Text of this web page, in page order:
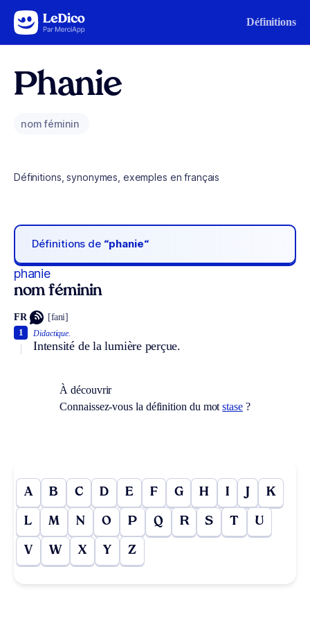
Aller au contenu Définitions
Phanie
nom féminin
Définitions, synonymes, exemples en français
Définitions de “phanie“
phanie
nom féminin
FR [fani]
Didactique.
Intensité de la lumière perçue.
1
À découvrir
Connaissez-vous la définition du motstase?
A B C D E F G H I J K
L M N O P Q R S T U
V W X Y Z